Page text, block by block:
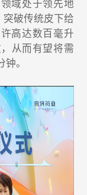
域处于领先地
突破传统皮下给
高达数百毫升
从而有望将需
。